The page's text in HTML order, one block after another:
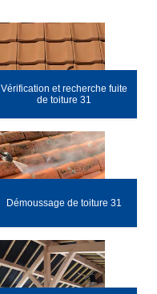
Vérification et recherche fuite
de toiture 31
Démoussage de toiture 31